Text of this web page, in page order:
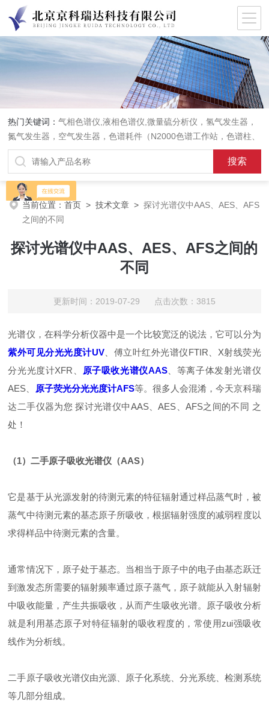
热门关键词：气相色谱仪,液相色谱仪,微量硫分析仪，氢气发生器，
氮气发生器，空气发生器，色谱耗件（N2000色谱工作站，色谱柱、
阀件、进样器、色谱担体），顶空进样器，热解析仪，紫外分光光度
计，原子吸收分光光度计，傅立叶红外光谱仪，分析天平等常规实验
室产品。
当前位置：首页 >技术文章 >探讨光谱仪中AAS、AES、AFS
之间的不同
探讨光谱仪中AAS、AES、AFS之间的
不同
更新时间：2019-07-29 点击次数：3815
光谱仪，在科学分析仪器中是一个比较宽泛的说法，它可以分为
紫外可见分光光度计UV、傅立叶红外光谱仪FTIR、X射线荧光
分光光度计XFR、
原子吸收光谱仪AAS、等离子体发射光谱仪
AES、
原子荧光分光光度计AFS等。很多人会混淆，今天京科瑞
达二手仪器为您 探讨光谱仪中AAS、AES、AFS之间的不同 之
处！
（1）二手原子吸收光谱仪（AAS）
它是基于从光源发射的待测元素的特征辐射通过样品蒸气时，被
蒸气中待测元素的基态原子所吸收，根据辐射强度的减弱程度以
求得样品中待测元素的含量。
通常情况下，原子处于基态。当相当于原子中的电子由基态跃迁
到激发态所需要的辐射频率通过原子蒸气，原子就能从入射辐射
中吸收能量，产生共振吸收，从而产生吸收光谱。原子吸收分析
就是利用基态原子对特征辐射的吸收程度的，常使用zui强吸收
线作为分析线。
二手原子吸收光谱仪由光源、原子化系统、分光系统、检测系统
等几部分组成。